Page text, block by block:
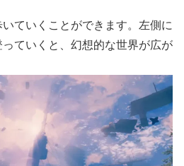
ていくことができます。左側に
ていくと、幻想的な世界が広が